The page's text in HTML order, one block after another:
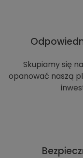
Skupiamy się
opanować naszą